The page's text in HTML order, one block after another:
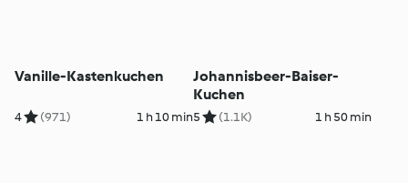
Vanille-Kastenkuchen
4 (971) 1 h 10 min
Johannisbeer-Baiser-
Kuchen
5 (1.1K) 1 h 50 min